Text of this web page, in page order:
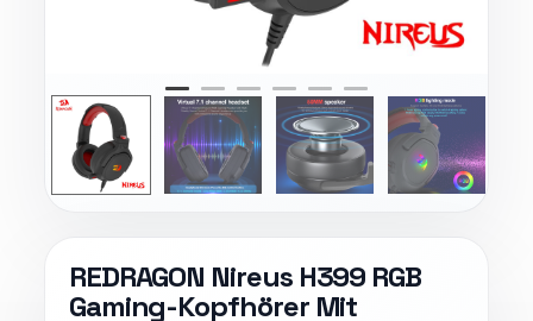
REDRAGON Nireus H399 RGB
Gaming-Kopfhörer Mit